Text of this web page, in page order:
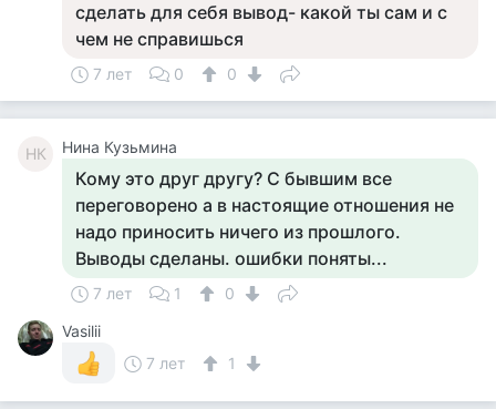
сделать для себя вывод- какой ты сам и с
чем не справишься
7 лет 0 0
НК Нина Кузьмина
Кому это друг другу? С бывшим все
переговорено а в настоящие отношения не
надо приносить ничего из прошлого.
Выводы сделаны. ошибки поняты...
7 лет 1
0
Vasilii
7 лет
1